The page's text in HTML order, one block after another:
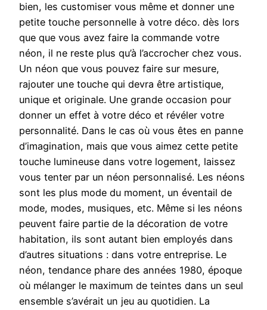
bien, les customiser vous même et donner une
petite touche personnelle à votre déco. dès lors
que que vous avez faire la commande votre
néon, il ne reste plus qu’à l’accrocher chez vous.
Un néon que vous pouvez faire sur mesure,
rajouter une touche qui devra être artistique,
unique et originale. Une grande occasion pour
donner un effet à votre déco et révéler votre
personnalité. Dans le cas où vous êtes en panne
d’imagination, mais que vous aimez cette petite
touche lumineuse dans votre logement, laissez
vous tenter par un néon personnalisé. Les néons
sont les plus mode du moment, un éventail de
mode, modes, musiques, etc. Même si les néons
peuvent faire partie de la décoration de votre
habitation, ils sont autant bien employés dans
d’autres situations : dans votre entreprise. Le
néon, tendance phare des années 1980, époque
où mélanger le maximum de teintes dans un seul
ensemble s’avérait un jeu au quotidien. La